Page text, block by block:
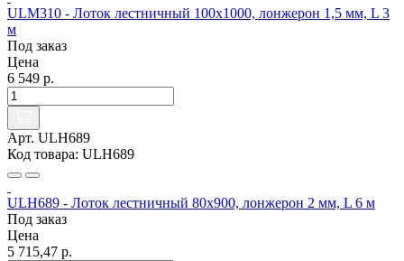
ULM310 - Лоток лестничный 100х1000, лонжерон 1,5 мм, L 3
м
Под заказ
Цена
6 549 р.
Арт. ULH689
Код товара: ULH689
ULH689 - Лоток лестничный 80х900, лонжерон 2 мм, L 6 м
Под заказ
Цена
5 715,47 р.